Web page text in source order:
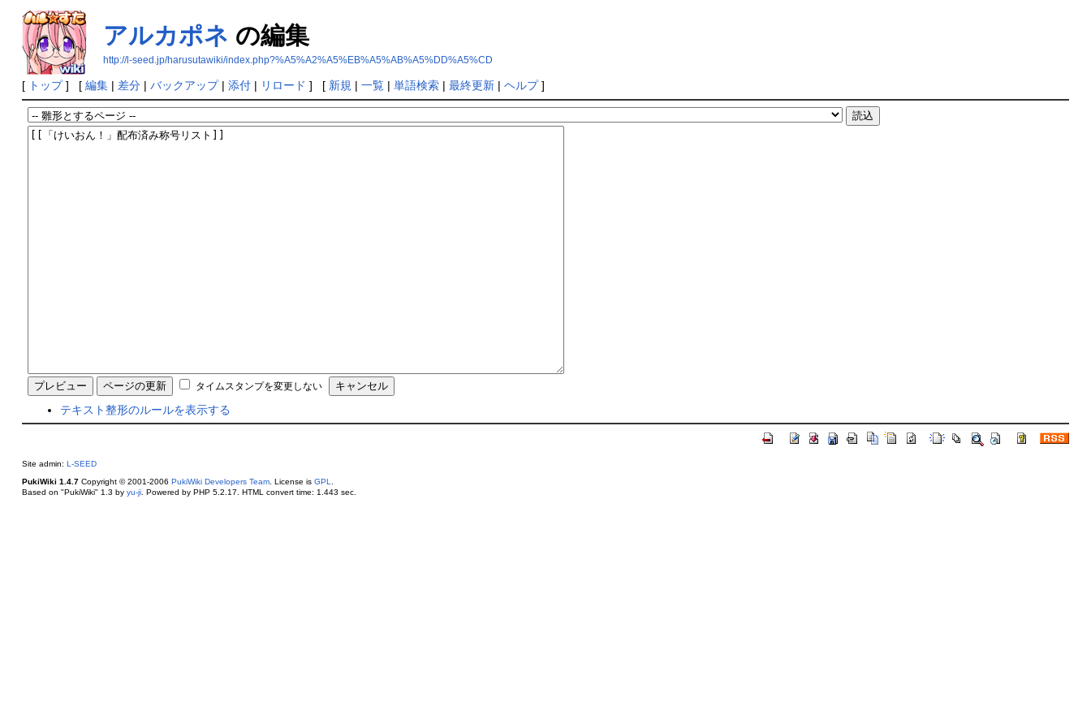
アルカポネ の編集
http://l-seed.jp/harusutawiki/index.php?%A5%A2%A5%EB%A5%AB%A5%DD%A5%CD
[ トップ] [ 編集| 差分| バックアップ| 添付| リロード ] [ 新規 | 一覧| 単語検索| 最終更新| ヘルプ]
タイムスタンプを変更しない
テキスト整形のルールを表示する
Site admin: L-SEED
PukiWiki 1.4.7Copyright © 2001-2006 PukiWiki Developers Team. License is GPL
Based on "PukiWiki" 1.3 by yu-ji. Powered by PHP 5.2.17. HTML convert time: 1.443 sec.